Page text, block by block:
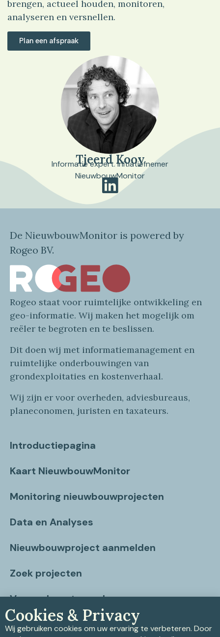
brengen, actueel houden, monitoren,
analyseren en versnellen.
Plan een afspraak
Tjeerd Kooy
Informatie expert. Initiatiefnemer
NieuwbouwMonitor
De NieuwbouwMonitor is powered by
Rogeo BV.
Rogeo staat voor ruimtelijke ontwikkeling en
geo-informatie. Wij maken het mogelijk om
reëler te begroten en te beslissen.
Dit doen wij met informatiemanagement en
ruimtelijke onderbouwingen van
grondexploitaties en kostenverhaal.
Wij zijn er voor overheden, adviesbureaus,
planeconomen, juristen en taxateurs.
Introductiepagina
Kaart NieuwbouwMonitor
Monitoring nieuwbouwprojecten
Data en Analyses
Nieuwbouwproject aanmelden
Zoek projecten
Vragen beantwoord
Contact
Cookies & Privacy
Wij gebruiken cookies om uw ervaring te verbeteren. Door